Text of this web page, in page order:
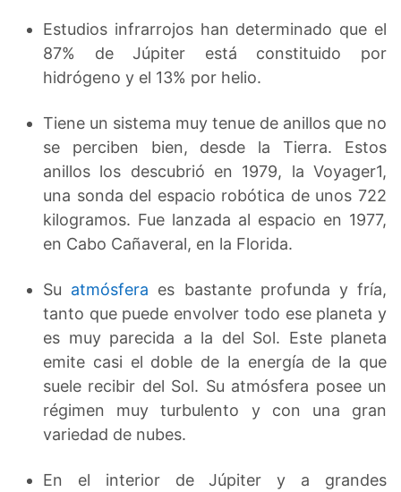
Estudios infrarrojos han determinado que el
87% de Júpiter está constituido por
hidrógeno y el 13% por helio.
Tiene un sistema muy tenue de anillos que no
se perciben bien, desde la Tierra. Estos
anillos los descubrió en 1979, la Voyager1,
una sonda del espacio robótica de unos 722
kilogramos. Fue lanzada al espacio en 1977,
en Cabo Cañaveral, en la Florida.
Su atmósfera es bastante profunda y fría,
tanto que puede envolver todo ese planeta y
es muy parecida a la del Sol. Este planeta
emite casi el doble de la energía de la que
suele recibir del Sol. Su atmósfera posee un
régimen muy turbulento y con una gran
variedad de nubes.
En el interior de Júpiter y a grandes